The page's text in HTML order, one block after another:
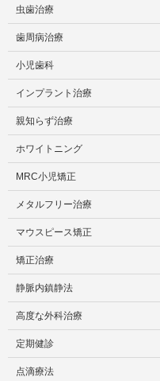
虫歯治療
歯周病治療
小児歯科
インプラント治療
親知らず治療
ホワイトニング
MRC小児矯正
メタルフリー治療
マウスピース矯正
矯正治療
静脈内鎮静法
高度な外科治療
定期健診
点滴療法